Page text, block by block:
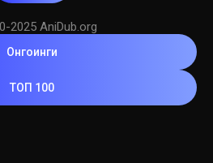
2025 AniDub.org
Онгоинги
ТОП 100